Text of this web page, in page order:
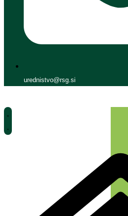
urednistvo@rsg.si